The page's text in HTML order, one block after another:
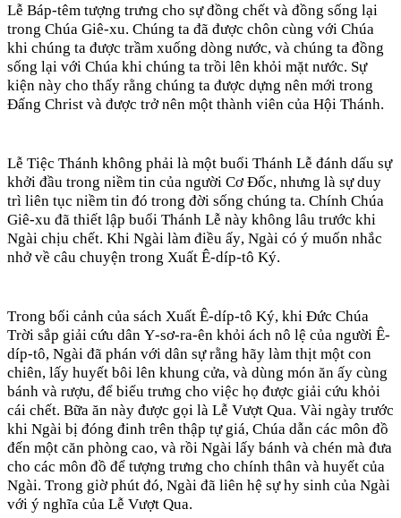
Lễ Báp-têm tượng trưng cho sự đồng chết và đồng sống lại
trong Chúa Giê-xu. Chúng ta đã được chôn cùng với Chúa
khi chúng ta được trầm xuống dòng nước, và chúng ta đồng
sống lại với Chúa khi chúng ta trồi lên khỏi mặt nước. Sự
kiện này cho thấy rằng chúng ta được dựng nên mới trong
Đấng Christ và được trở nên một thành viên của Hội Thánh.
Lễ Tiệc Thánh không phải là một buổi Thánh Lễ đánh dấu sự
khởi đầu trong niềm tin của người Cơ Đốc, nhưng là sự duy
trì liên tục niềm tin đó trong đời sống chúng ta. Chính Chúa
Giê-xu đã thiết lập buổi Thánh Lễ này không lâu trước khi
Ngài chịu chết. Khi Ngài làm điều ấy, Ngài có ý muốn nhắc
nhở về câu chuyện trong Xuất Ê-díp-tô Ký.
Trong bối cảnh của sách Xuất Ê-díp-tô Ký, khi Đức Chúa
Trời sắp giải cứu dân Y-sơ-ra-ên khỏi ách nô lệ của người Ê-
díp-tô, Ngài đã phán với dân sự rằng hãy làm thịt một con
chiên, lấy huyết bôi lên khung cửa, và dùng món ăn ấy cùng
bánh và rượu, để biểu trưng cho việc họ được giải cứu khỏi
cái chết. Bữa ăn này được gọi là Lễ Vượt Qua. Vài ngày trước
khi Ngài bị đóng đinh trên thập tự giá, Chúa dẫn các môn đồ
đến một căn phòng cao, và rồi Ngài lấy bánh và chén mà đưa
cho các môn đồ để tượng trưng cho chính thân và huyết của
Ngài. Trong giờ phút đó, Ngài đã liên hệ sự hy sinh của Ngài
với ý nghĩa của Lễ Vượt Qua.